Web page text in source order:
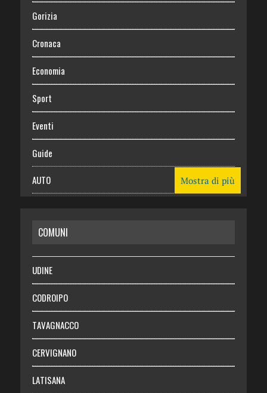
Gorizia
Cronaca
Economia
Sport
Eventi
Guide
AUTO
RISPARMIO
SALUTE
Necrologie
Chi siamo
Abbonati
Login
Mostra di più
COMUNI
UDINE
CODROIPO
TAVAGNACCO
CERVIGNANO
LATISANA